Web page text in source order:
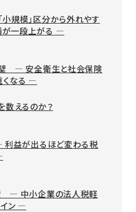
規模」区分から外れやす
が一段上がる ―
― 安全衛生と社会保険
くなる ―
えるのか？
益が出るほど変わる税
― 中小企業の法人税軽
ン ―